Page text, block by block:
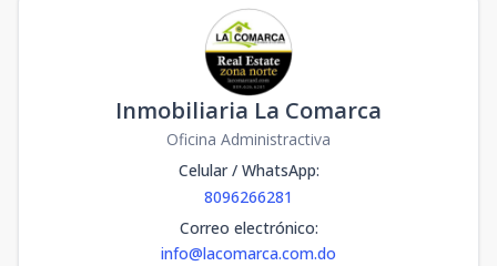
Inmobiliaria La Comarca
Oficina Administractiva
Celular / WhatsApp:
8096266281
Correo electrónico:
info@lacomarca.com.do